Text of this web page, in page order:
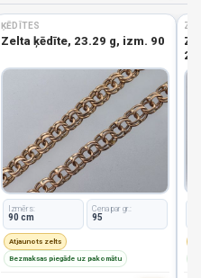
ĶĒDĪTES
Zelta ķēdīte, 23.29 g, izm. 90
Izmērs:
90 cm
Cena par gr.:
95
Atjaunots zelts
Bezmaksas piegāde uz pakomātu